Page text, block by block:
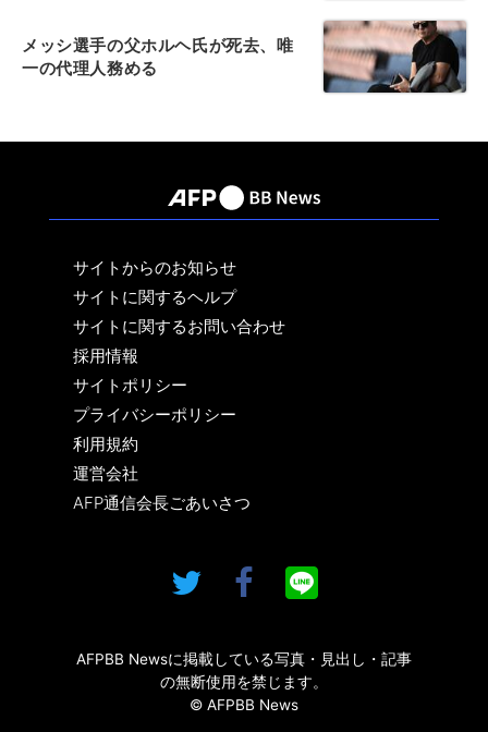
メッシ選手の父ホルヘ氏が死去、唯
一の代理人務める
サイトからのお知らせ
サイトに関するヘルプ
サイトに関するお問い合わせ
採用情報
サイトポリシー
プライバシーポリシー
利用規約
運営会社
AFP通信会長ごあいさつ
AFPBB Newsに掲載している写真・見出し・記事
の無断使用を禁じます。
© AFPBB News